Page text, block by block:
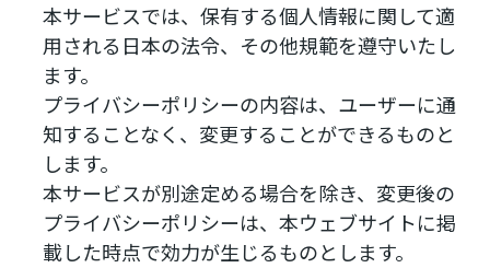
本サービスでは、保有する個人情報に関して適
用される日本の法令、その他規範を遵守いたし
ます。
プライバシーポリシーの内容は、ユーザーに通
知することなく、変更することができるものと
します。
本サービスが別途定める場合を除き、変更後の
プライバシーポリシーは、本ウェブサイトに掲
載した時点で効力が生じるものとします。